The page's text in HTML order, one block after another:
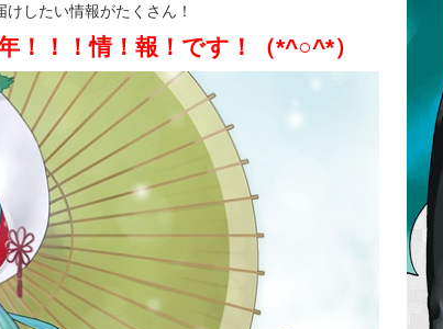
したい情報がたくさん！
！！！情！報！です！（*^○^*）